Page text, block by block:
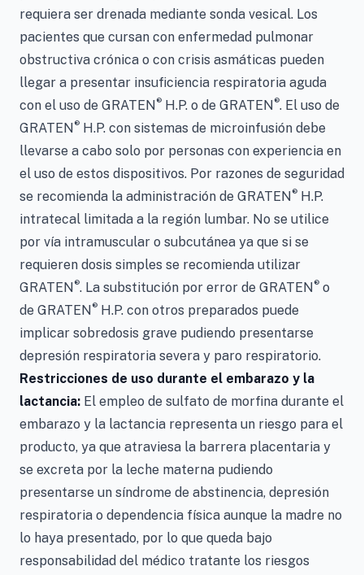
requiera ser drenada mediante sonda vesical. Los
pacientes que cursan con enfermedad pulmonar
obstructiva crónica o con crisis asmáticas pueden
llegar a presentar insuficiencia respiratoria aguda
con el uso de GRATEN® H.P. o de GRATEN®. El uso de
GRATEN® H.P. con sistemas de microinfusión debe
llevarse a cabo solo por personas con experiencia en
el uso de estos dispositivos. Por razones de seguridad
se recomienda la administración de GRATEN® H.P.
intratecal limitada a la región lumbar. No se utilice
por vía intramuscular o subcutánea ya que si se
requieren dosis simples se recomienda utilizar
GRATEN®. La substitución por error de GRATEN® o
de GRATEN® H.P. con otros preparados puede
implicar sobredosis grave pudiendo presentarse
depresión respiratoria severa y paro respiratorio.
Restricciones de uso durante el embarazo y la
lactancia: El empleo de sulfato de morfina durante el
embarazo y la lactancia representa un riesgo para el
producto, ya que atraviesa la barrera placentaria y
se excreta por la leche materna pudiendo
presentarse un síndrome de abstinencia, depresión
respiratoria o dependencia física aunque la madre no
lo haya presentado, por lo que queda bajo
responsabilidad del médico tratante los riesgos